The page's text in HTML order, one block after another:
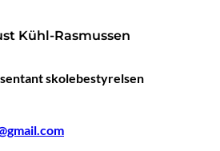
Kühl-Rasmussen
skolebestyrelsen